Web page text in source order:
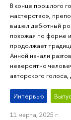
В конце прошлого
мастерство»,
вышел дебютный
похожая по форме
продолжает
Анной начали
невероятно
авторского
Интервью
11 марта, 2025 г.